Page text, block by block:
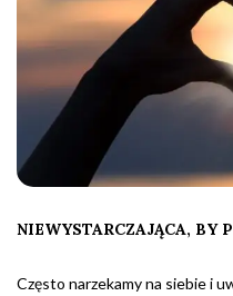
NIEWYSTARCZAJĄCA, BY
Często narzekamy na siebie i